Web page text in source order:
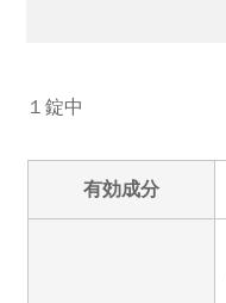
１錠中
有効成分